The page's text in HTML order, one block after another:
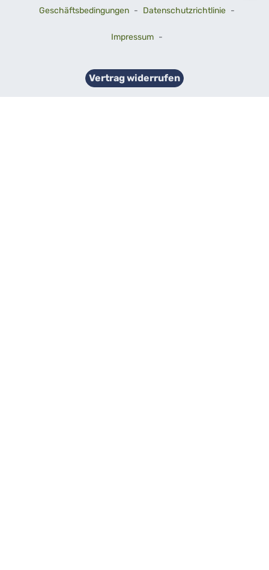
Geschäftsbedingungen - Datenschutzrichtlinie -
Impressum -
Vertrag widerrufen